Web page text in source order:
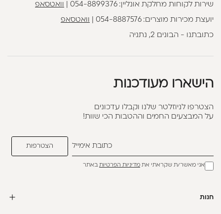
שירות לקוחות מחלקת אונליין:054-8899376 וואטסאפ
יועצת מכירות מוצרים:054-8887576 וואטסאפ
כתובתנו - הבונים 2, נתניה
הישארו מעודכנות
הצטרפו לניוזלטר שלנו וקבלו עדכונים
על המבצעים החמים וההטבות הכי שוות!
אני מאשר/ת שקראתי את מדיניות הפרטיותבאתר
חנות